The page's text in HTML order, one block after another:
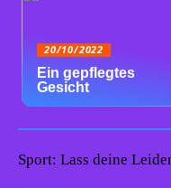
20/10/2022
Ein gepflegtes
Gesicht
Sport: Lass deine